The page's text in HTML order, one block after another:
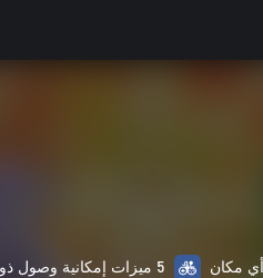
5 ميزات إمكانية وصول ذوي الاحتياجات الخاصة